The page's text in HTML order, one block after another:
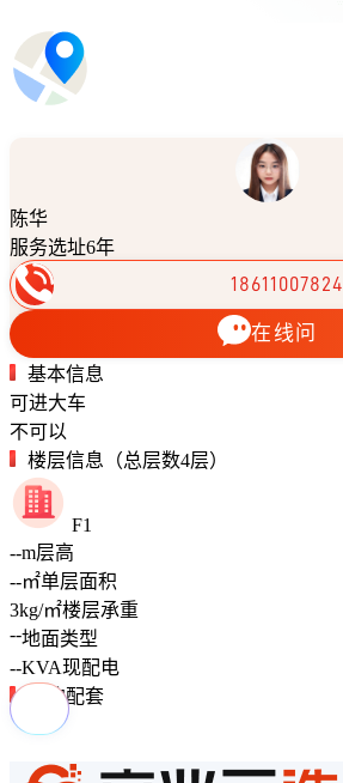
陈华
服务选址6年
18611007824
在线问
基本信息
可进大车
不可以
楼层信息（总层数4层）
F1
--m层高
--㎡单层面积
3kg/㎡楼层承重
--地面类型
--KVA现配电
周边配套